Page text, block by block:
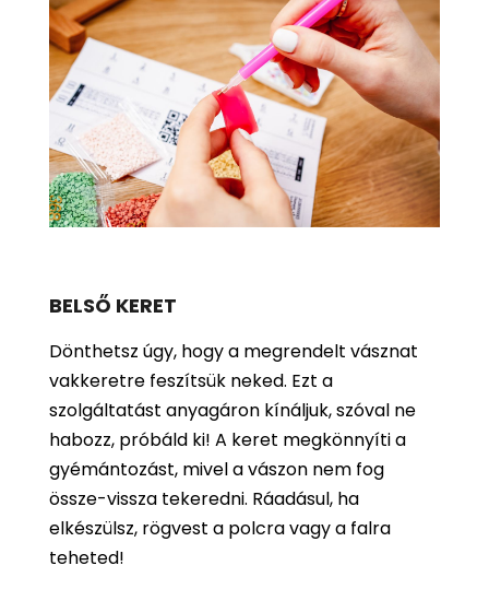
BELSŐ KERET
Dönthetsz úgy, hogy a megrendelt vásznat
vakkeretre feszítsük neked. Ezt a
szolgáltatást anyagáron kínáljuk, szóval ne
habozz, próbáld ki! A keret megkönnyíti a
gyémántozást, mivel a vászon nem fog
össze-vissza tekeredni. Ráadásul, ha
elkészülsz, rögvest a polcra vagy a falra
teheted!